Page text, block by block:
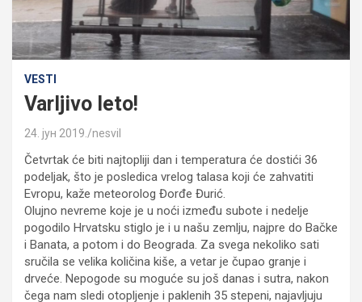
VESTI
Varljivo leto!
24. јун 2019. nesvil
Četvrtak će biti najtopliji dan i temperatura će dostići 36
podeljak, što je posledica vrelog talasa koji će zahvatiti
Evropu, kaže meteorolog Đorđe Đurić.
Olujno nevreme koje je u noći između subote i nedelje
pogodilo Hrvatsku stiglo je i u našu zemlju, najpre do Bačke
i Banata, a potom i do Beograda. Za svega nekoliko sati
sručila se velika količina kiše, a vetar je čupao granje i
drveće. Nepogode su moguće su još danas i sutra, nakon
čega nam sledi otopljenje i paklenih 35 stepeni, najavljuju